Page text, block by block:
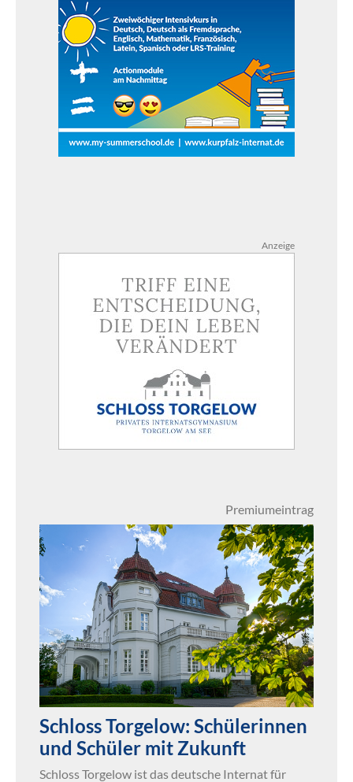
Anzeige
Premiumeintrag
Schloss Torgelow: Schülerinnen
und Schüler mit Zukunft
Schloss Torgelow ist das deutsche Internat für